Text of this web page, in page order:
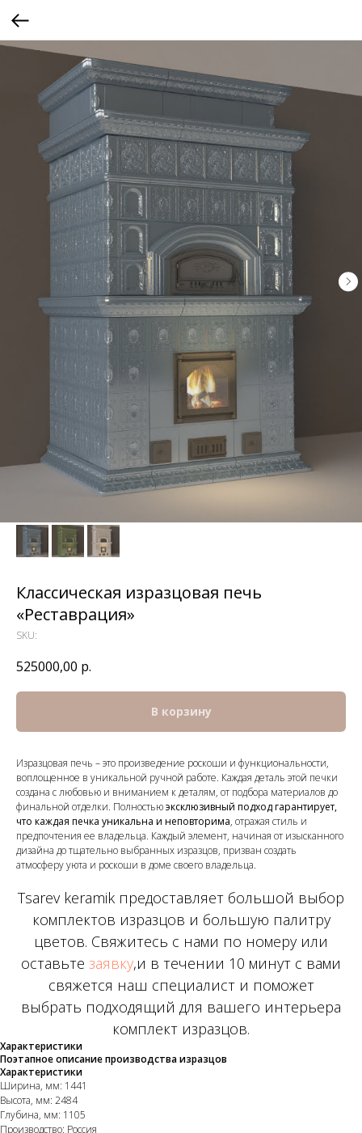
Классическая изразцовая печь
«Реставрация»
SKU:
525000,00 р.
В корзину
Изразцовая печь – это произведение роскоши и функциональности,
воплощенное в уникальной ручной работе. Каждая деталь этой печки
создана с любовью и вниманием к деталям, от подбора материалов до
финальной отделки. Полностьюэксклюзивный подход гарантирует,
что каждая печка уникальна и неповторима, отражая стиль и
предпочтения ее владельца. Каждый элемент, начиная от изысканного
дизайна до тщательно выбранных изразцов, призван создать
атмосферу уюта и роскоши в доме своего владельца.
Tsarev keramik предоставляет большой выбор
комплектов изразцов и большую палитру
цветов. Свяжитесь с нами по номеру или
оставьте заявку,и в течении 10 минут с вами
свяжется наш специалист и поможет
выбрать подходящий для вашего интерьера
комплект изразцов.
Характеристики
Поэтапное описание производства изразцов
Характеристики
Ширина, мм: 1441
Высота, мм: 2484
Глубина, мм: 1105
Производство: Россия